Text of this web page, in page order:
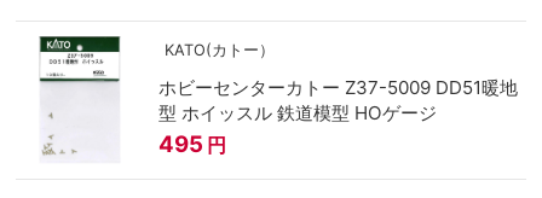
KATO(カトー）
ホビーセンターカトー Z37-5009 DD51暖地
型 ホイッスル 鉄道模型 HOゲージ
495 円